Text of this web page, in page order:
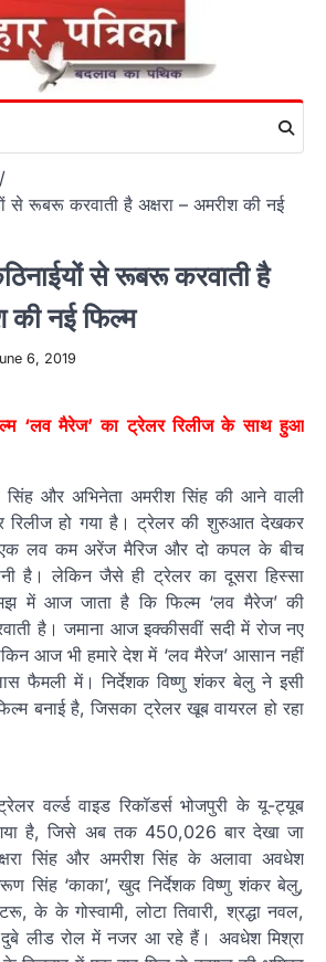
से रूबरू करवाती है अक्षरा – अमरीश की नई
से रूबरू करवाती है
की नई फिल्‍म
6, 2019
‘लव मैरेज’ का ट्रेलर रिलीज के साथ हुआ
सिंह और अभिनेता अमरीश सिंह की आने वाली
रिलीज हो गया है। ट्रेलर की शुरुआत देखकर
लव कम अरेंज मैरिज और दो कपल के बीच
है। लेकिन जैसे ही ट्रेलर का दूसरा हिस्सा
में आज जाता है कि फिल्‍म ‘लव मैरेज’ की
है। जमाना आज इक्‍कीसवीं सदी में रोज नए
आज भी हमारे देश में ‘लव मैरेज’ आसान नहीं
फैमली में। निर्देशक विष्‍णु शंकर बेलु ने इसी
बनाई है, जिसका ट्रेलर खूब वायरल हो रहा
वर्ल्‍ड वाइड रिकॉडर्स भोजपुरी के यू-ट्यूब
है, जिसे अब तक 450,026 बार देखा जा
सिंह और अमरीश सिंह के अलावा अवधेश
सिंह ‘काका’, खुद निर्देशक विष्‍णु शंकर बेलु,
के के गोस्‍वामी, लोटा तिवारी, श्रद्धा नवल,
दुबे लीड रोल में नजर आ रहे हैं। अवधेश मिश्रा